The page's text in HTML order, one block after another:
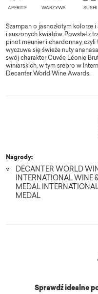
Szampan o jasnozłotym kolorze
i suszonych kwiatów. Powstał z
pinot meunier i chardonnay,
wyczuwa się świeże nuty
swój charakter Cuvée Léonie
winiarskich, w tym srebro w
Decanter World Wine Awards.
Nagrody:
DECANTER WORLD
INTERNATIONAL WINE
MEDAL
MEDAL
Sprawdź idealne